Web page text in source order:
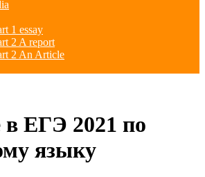
1 essay
2 A report
2 An Article
в ЕГЭ 2021 по
языку